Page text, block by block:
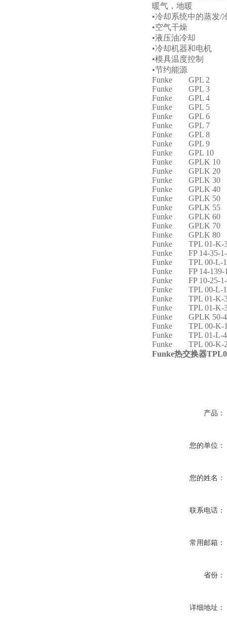
暖气，地暖
•冷却系统中的蒸发/
•空气干燥
•液压油冷却
•冷却机器和电机
•模具温度控制
•节约能源
Funke GPL 2
Funke GPL 3
Funke GPL 4
Funke GPL 5
Funke GPL 6
Funke GPL 7
Funke GPL 8
Funke GPL 9
Funke GPL 10
Funke GPLK 10
Funke GPLK 20
Funke GPLK 30
Funke GPLK 40
Funke GPLK 50
Funke GPLK 55
Funke GPLK 60
Funke GPLK 70
Funke GPLK 80
Funke TPL 01-K-
Funke FP 14-35-
Funke TPL 00-L-
Funke FP 14-139-
Funke FP 10-25-1-
Funke TPL 00-L-
Funke TPL 01-K-
Funke TPL 01-K-
Funke GPLK 50-
Funke TPL 00-K-
Funke TPL 01-L-
Funke TPL 00-K-
Funke热交换器
产品：
您的单位：
您的姓名：
联系电话：
常用邮箱：
省份：
详细地址：